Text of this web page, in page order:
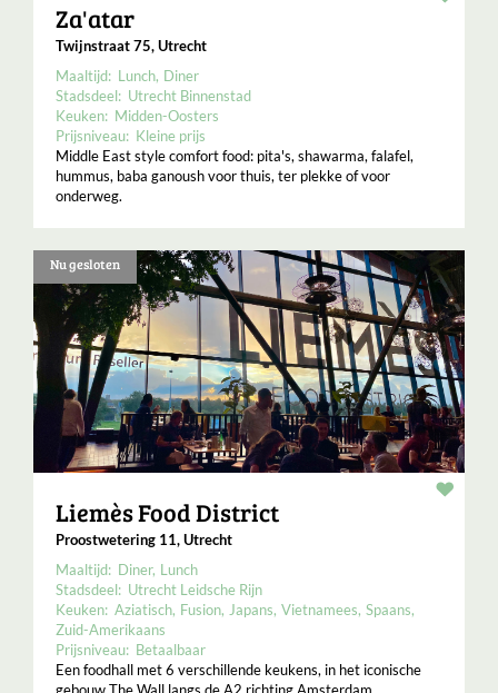
Za'atar
Twijnstraat 75, Utrecht
Maaltijd: Lunch Diner
Stadsdeel: Utrecht Binnenstad
Keuken: Midden-Oosters
Prijsniveau: Kleine prijs
Middle East style comfort food: pita's, shawarma, falafel,
hummus, baba ganoush voor thuis, ter plekke of voor
onderweg.
Nu gesloten
Liemès Food District
Proostwetering 11, Utrecht
Maaltijd: Diner Lunch
Stadsdeel: Utrecht Leidsche Rijn
Keuken: Aziatisch Fusion Japans Vietnamees Spaans
Zuid-Amerikaans
Prijsniveau: Betaalbaar
Een foodhall met 6 verschillende keukens, in het iconische